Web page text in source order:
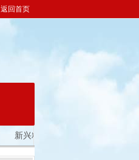
返回首页
新兴粮油跻身农业产业化国家重